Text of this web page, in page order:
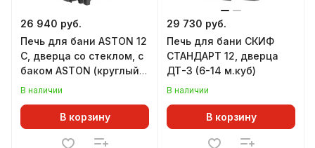
26 940 руб.
Печь для бани ASTON 12
С, дверца со стеклом, с
баком ASTON (круглый)
(6-14 м.куб)
В наличии
В корзину
29 730 руб.
Печь для бани СКИФ
СТАНДАРТ 12, дверца
ДТ-3 (6-14 м.куб)
В наличии
В корзину